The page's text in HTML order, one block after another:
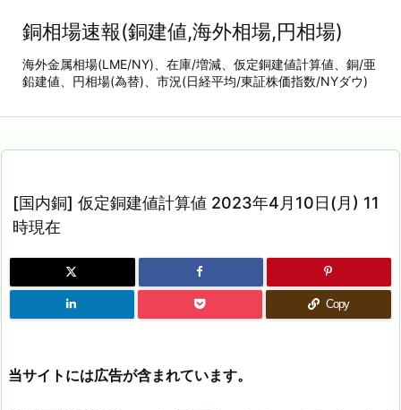
銅相場速報(銅建値,海外相場,円相場)
海外金属相場(LME/NY)、在庫/増減、仮定銅建値計算値、銅/亜
鉛建値、円相場(為替)、市況(日経平均/東証株価指数/NYダウ)
[国内銅] 仮定銅建値計算値 2023年4月10日(月) 11
時現在
Copy
当サイトには広告が含まれています。